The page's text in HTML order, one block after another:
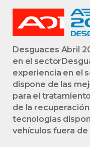
Desguaces Abril
en el
experiencia en el
dispone de las
para el
de la
tecnologías
vehículos fuera de